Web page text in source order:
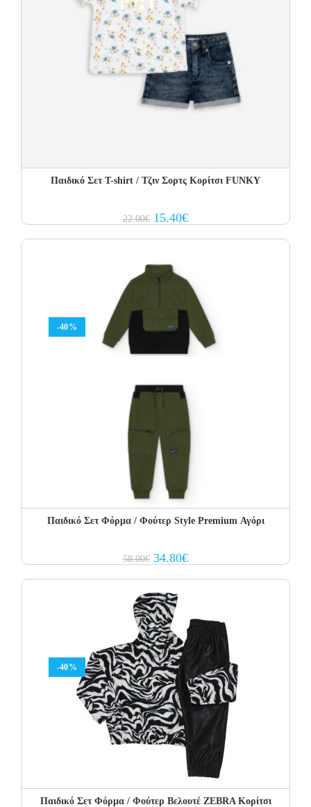
Παιδικό Σετ T-shirt / Τζιν Σορτς Κορίτσι FUNKY
22.00€ Original
price
15.40€Current
price
-40%
Παιδικό Σετ Φόρμα / Φούτερ Style Premium Αγόρι
58.00€ Original
price
34.80€Current
price
-40%
Παιδικό Σετ Φόρμα / Φούτερ Βελουτέ ZEBRA Κορίτσι